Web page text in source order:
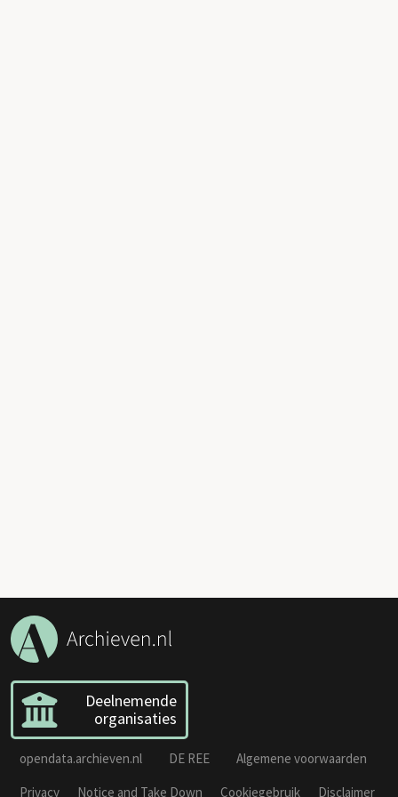
Deelnemende
organisaties
opendata.archieven.nl DE REE
Algemene voorwaarden
Privacy
Notice and Take Down Cookiegebruik Disclaimer